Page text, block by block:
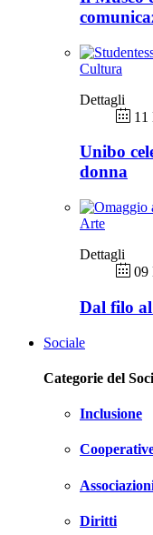
Cultura
Dettagli
11
Unibo
donna
Arte
Dettagli
09
Dal filo
Sociale
Categorie del
Inclusione
Diritti